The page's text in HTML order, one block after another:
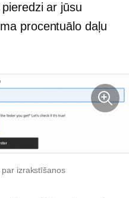
ar jūsu
procentuālo daļu
izrakstīšanos